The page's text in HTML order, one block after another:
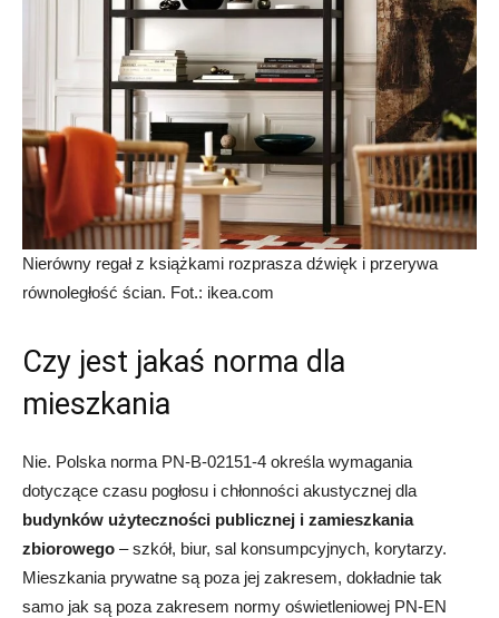
Nierówny regał z książkami rozprasza dźwięk i przerywa
równoległość ścian. Fot.: ikea.com
Czy jest jakaś norma dla
mieszkania
Nie. Polska norma PN-B-02151-4 określa wymagania
dotyczące czasu pogłosu i chłonności akustycznej dla
budynków użyteczności publicznej i zamieszkania
zbiorowego – szkół, biur, sal konsumpcyjnych, korytarzy.
Mieszkania prywatne są poza jej zakresem, dokładnie tak
samo jak są poza zakresem normy oświetleniowej PN-EN